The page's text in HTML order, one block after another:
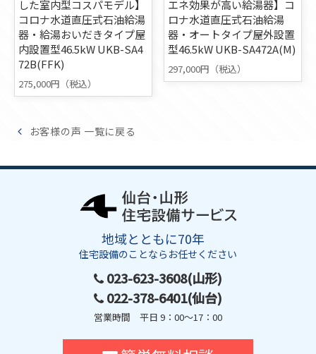
した室内型コスパモデル】
コロナ水道直圧式石油給湯
器・給湯おいだきタイプ屋
内設置型46.5kW UKB-SA4
72B(FFK)
275,000円（税込）
エネ効果が高い給湯器】コ
ロナ水道直圧式石油給湯
器・オートタイプ屋外設置
型46.5kW UKB-SA472A(M)
297,000円（税込）
お客様の声 一覧に戻る
地域とともに70年
住宅設備のことならお任せください
023-623-3608(山形)
022-378-6401(仙台)
営業時間 平日 9：00～17：00